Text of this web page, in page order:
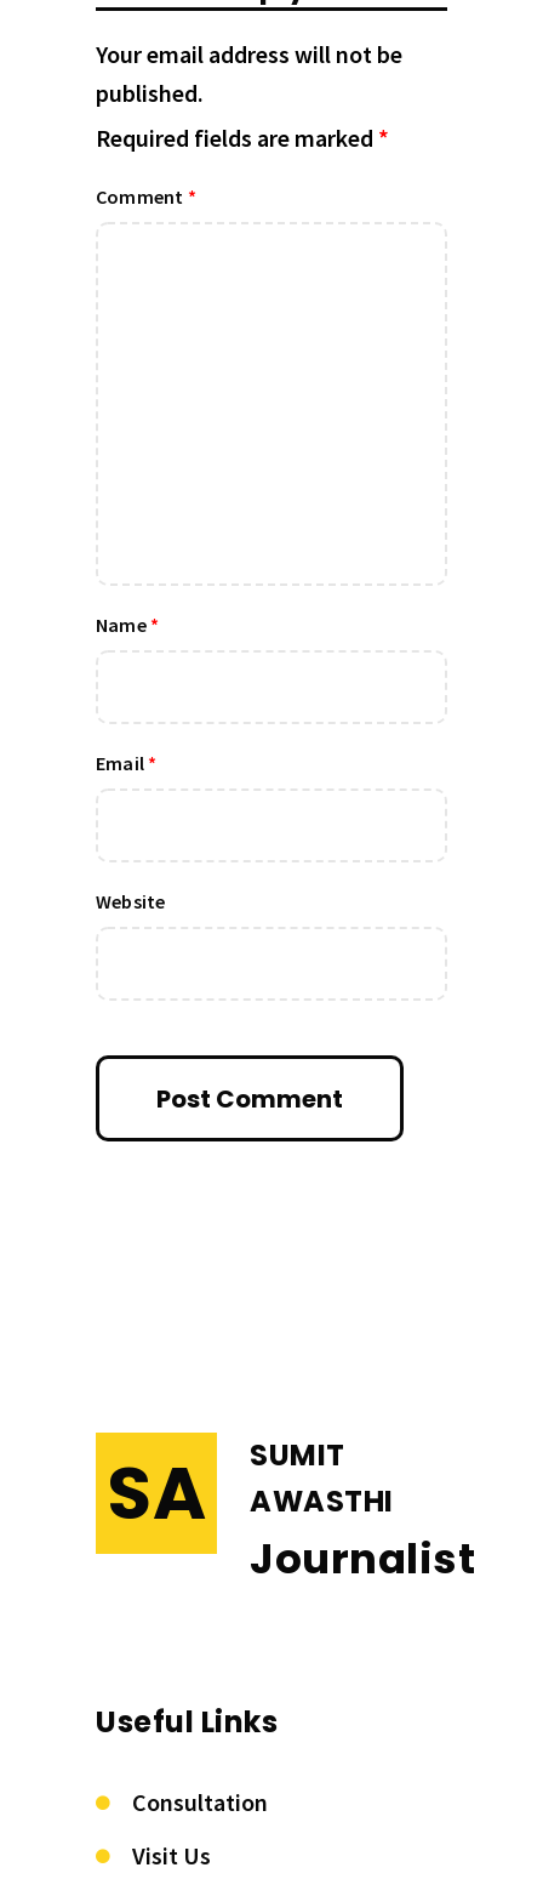
Your email address will not be
published.
Required fields are marked *
Comment *
Name *
Email *
Website
SA
SUMIT
AWASTHI
Journalist
Useful Links
Consultation
Visit Us